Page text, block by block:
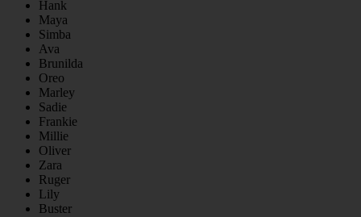
Hank
Maya
Simba
Ava
Brunilda
Oreo
Marley
Sadie
Frankie
Millie
Oliver
Zara
Ruger
Lily
Buster